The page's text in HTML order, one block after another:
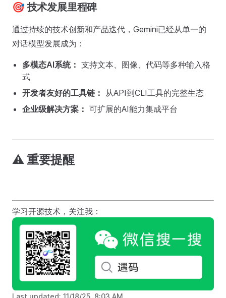
🎯 技术发展里程碑
通过持续的技术创新和产品迭代，Gemini已经从单一的
对话模型发展成为：
多模态AI系统： 支持文本、图像、代码等多种输入格
式
开发者友好的工具链： 从API到CLI工具的完整生态
企业级解决方案： 可扩展的AI能力集成平台
⚠️ 重要提醒
学习开源技术，关注我：